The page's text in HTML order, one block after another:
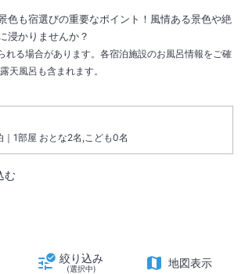
色も宿選びの重要なポイント！風情ある景色や絶
浸かりませんか？
れる場合があります。各宿泊施設のお風呂情報をご確
天風呂も含まれます。
｜1部屋 おとな2名,こども0名
む
絞り込み
(選択中) 地図表示